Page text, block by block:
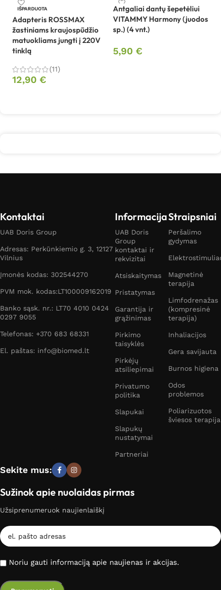
IŠPARDUOTA
Adapteris ROSSMAX
žastiniams kraujospūdžio
matuokliams jungti į 220V
tinklą
(11)
12,90 €
Antgaliai dantų šepetėliui
VITAMMY Harmony (juodos
sp.) (4 vnt.)
5,90 €
Kontaktai
UAB Doris Group
Adresas: Perkūnkiemio g. 3, 12127
Vilnius
Įmonės kodas: 302544270
PVM mok. kodas:LT100009162019
Banko sąsk. nr.: LT70 4010 0424
0297 9055
Telefonas: +370 683 68331
El. paštas: info@biomed.lt
Informacija
UAB Doris
Group
kontaktai ir
rekvizitai
Atsiskaitymas
Pristatymas
Garantija ir
grąžinimas
Pirkimo
taisyklės
Pirkėjų
atsiliepimai
Privatumo
politika
Slapukai
Slapukų
nustatymai
Partneriai
Straipsniai
Peršalimo
gydymas
Magnetinė
terapija
Limfodrenažas
(kompresinė
terapija)
Inhaliacijos
Gera savijauta
Burnos higiena
Odos
problemos
Poliarizuotos
šviesos terapija
Sekite mus:
Sužinok apie nuolaidas pirmas
Užsiprenumeruok naujienlaiškį
Noriu gauti informaciją apie naujienas ir akcijas.